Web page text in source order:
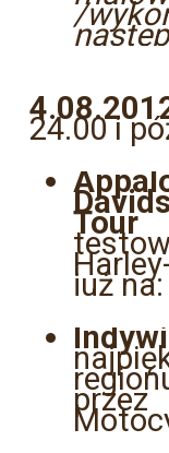
/
24.00 i
Tour
już